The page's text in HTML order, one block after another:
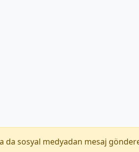
da sosyal medyadan mesaj